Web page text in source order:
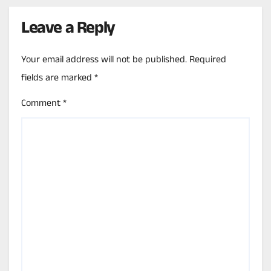
Leave a Reply
Your email address will not be published.Required
fields are marked*
Comment*